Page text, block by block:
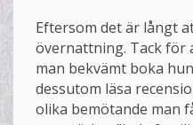
Eftersom det är långt
övernattning. Tack för
man bekvämt boka
dessutom läsa
olika bemötande man